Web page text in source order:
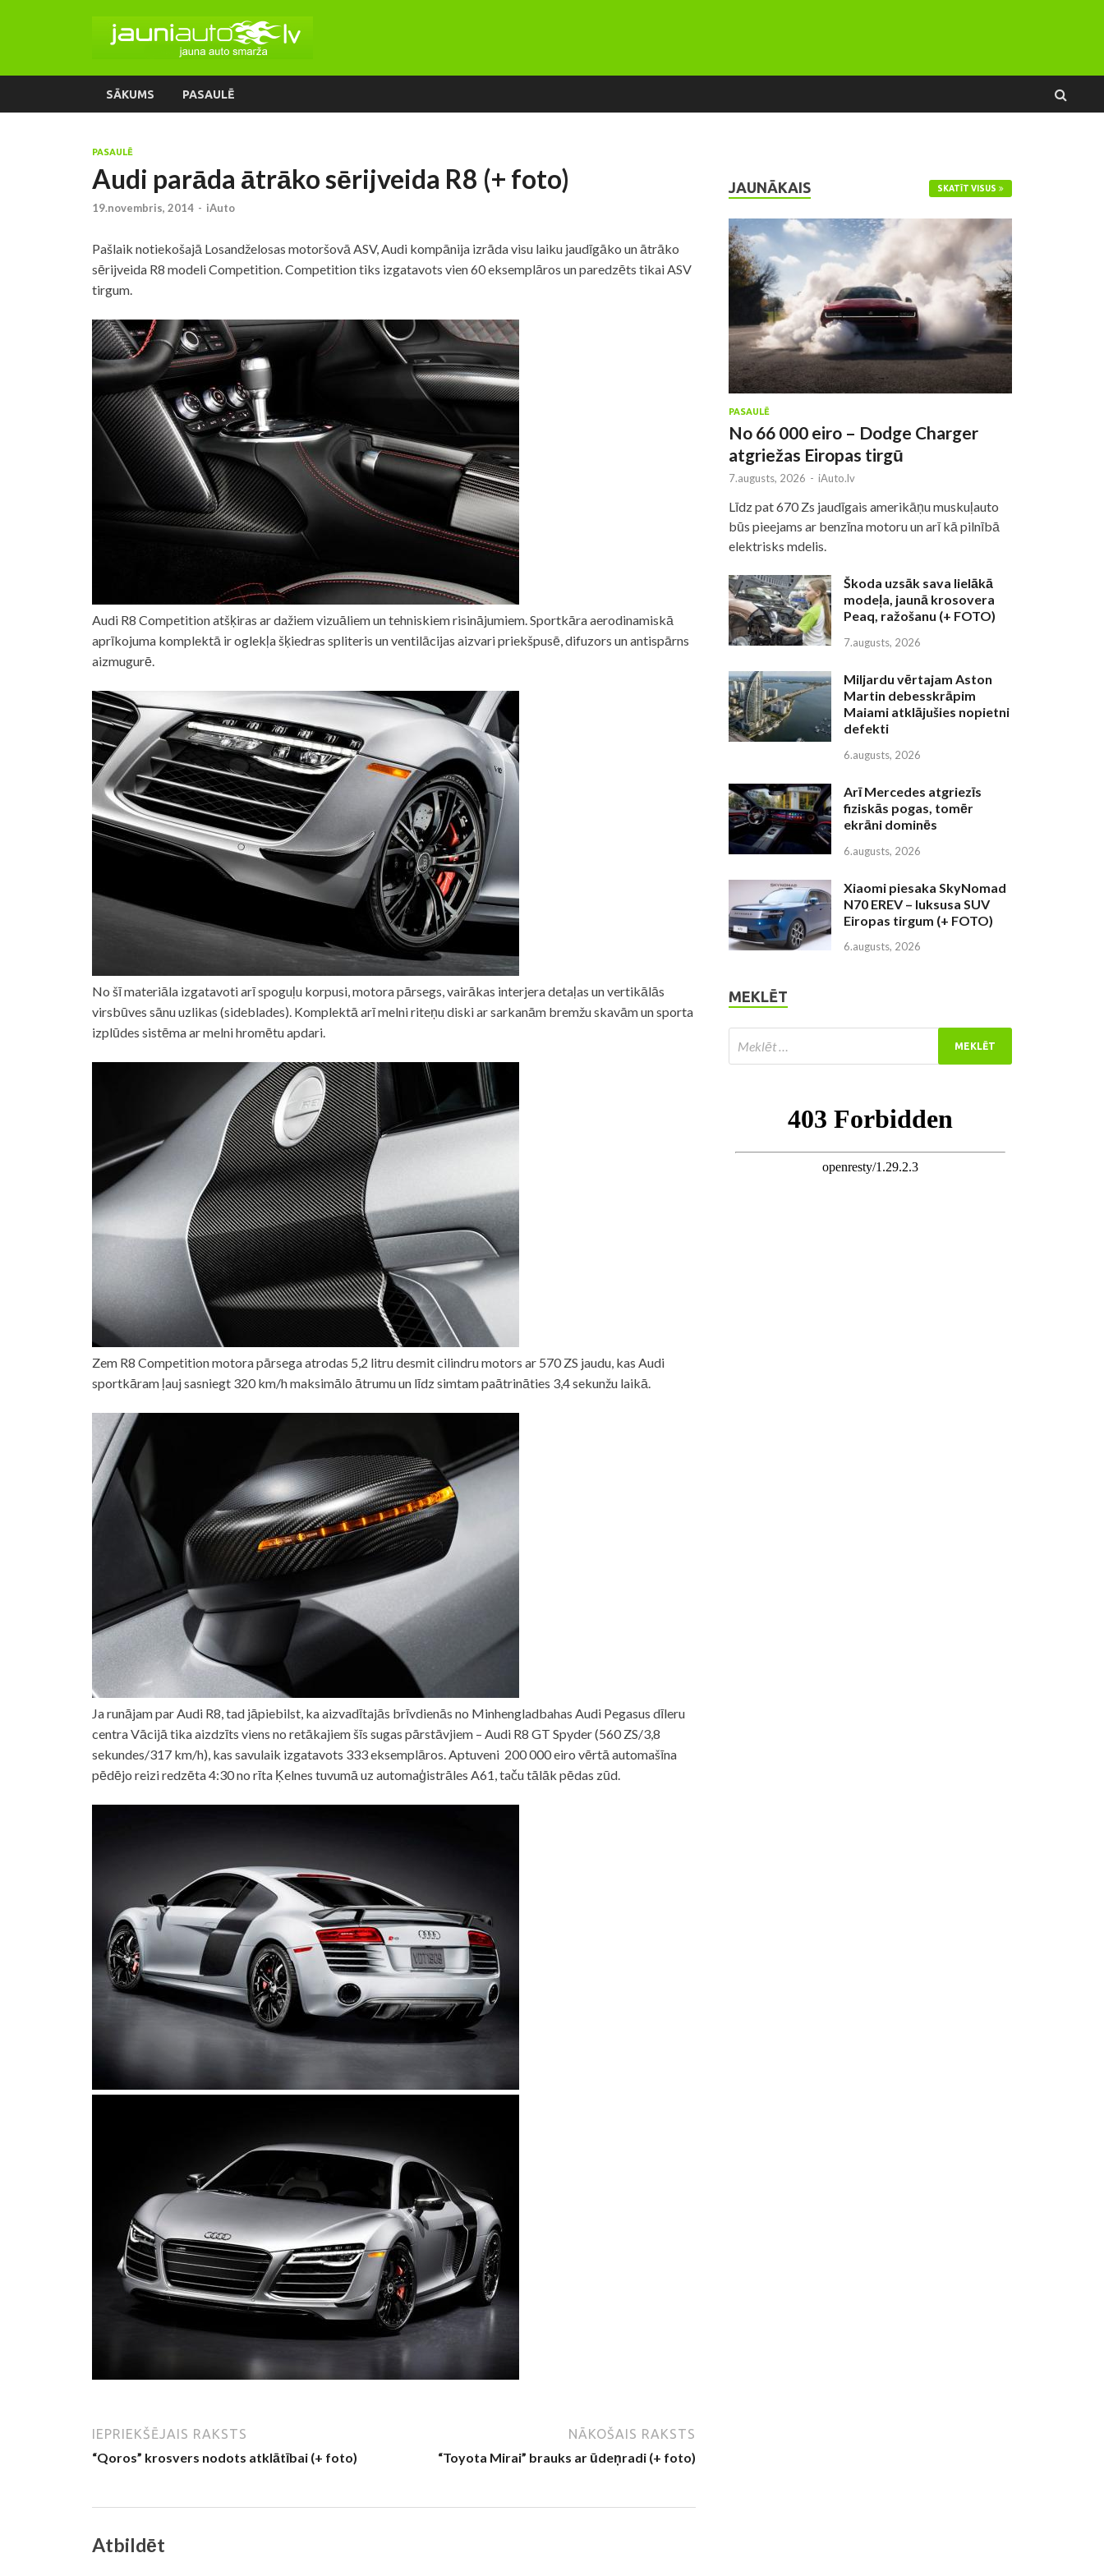
SĀKUMS PASAULĒ
PASAULĒ
Audi parāda ātrāko sērijveida R8 (+ foto)
19.novembris, 2014 - iAuto
Pašlaik notiekošajā Losandželosas motoršovā ASV, Audi kompānija izrāda visu laiku jaudīgāko un ātrāko
sērijveida R8 modeli Competition. Competition tiks izgatavots vien 60 eksemplāros un paredzēts tikai ASV
tirgum.
Audi R8 Competition atšķiras ar dažiem vizuāliem un tehniskiem risinājumiem. Sportkāra aerodinamiskā
aprīkojuma komplektā ir oglekļa šķiedras spliteris un ventilācijas aizvari priekšpusē, difuzors un antispārns
aizmugurē.
No šī materiāla izgatavoti arī spoguļu korpusi, motora pārsegs, vairākas interjera detaļas un vertikālās
virsbūves sānu uzlikas (sideblades). Komplektā arī melni riteņu diski ar sarkanām bremžu skavām un sporta
izplūdes sistēma ar melni hromētu apdari.
Zem R8 Competition motora pārsega atrodas 5,2 litru desmit cilindru motors ar 570 ZS jaudu, kas Audi
sportkāram ļauj sasniegt 320 km/h maksimālo ātrumu un līdz simtam paātrināties 3,4 sekunžu laikā.
Ja runājam par Audi R8, tad jāpiebilst, ka aizvadītajās brīvdienās no Minhengladbahas Audi Pegasus dīleru
centra Vācijā tika aizdzīts viens no retākajiem šīs sugas pārstāvjiem – Audi R8 GT Spyder (560 ZS/3,8
sekundes/317 km/h), kas savulaik izgatavots 333 eksemplāros. Aptuveni 200 000 eiro vērtā automašīna
pēdējo reizi redzēta 4:30 no rīta Ķelnes tuvumā uz automaģistrāles A61, taču tālāk pēdas zūd.
IEPRIEKŠĒJAIS RAKSTS
“Qoros” krosvers nodots atklātībai (+ foto)
NĀKOŠAIS RAKSTS
“Toyota Mirai” brauks ar ūdeņradi (+ foto)
Atbildēt
JAUNĀKAIS SKATĪT VISUS
PASAULĒ
No 66 000 eiro – Dodge Charger
atgriežas Eiropas tirgū
7.augusts, 2026 - iAuto.lv
Līdz pat 670 Zs jaudīgais amerikāņu muskuļauto
būs pieejams ar benzīna motoru un arī kā pilnībā
elektrisks mdelis.
Škoda uzsāk sava lielākā
modeļa, jaunā krosovera
Peaq, ražošanu (+ FOTO)
7.augusts, 2026
Miljardu vērtajam Aston
Martin debesskrāpim
Maiami atklājušies nopietni
defekti
6.augusts, 2026
Arī Mercedes atgriezīs
fiziskās pogas, tomēr
ekrāni dominēs
6.augusts, 2026
Xiaomi piesaka SkyNomad
N70 EREV – luksusa SUV
Eiropas tirgum (+ FOTO)
6.augusts, 2026
MEKLĒT